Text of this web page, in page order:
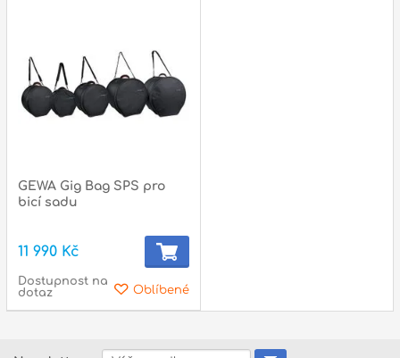
GEWA Gig Bag SPS pro
bicí sadu
11 990 Kč
Oblíbené
Dostupnost na
dotaz